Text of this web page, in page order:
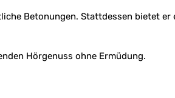
Betonungen. Stattdessen bietet
Hörgenuss ohne Ermüdung.